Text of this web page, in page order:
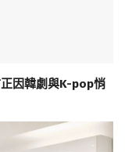
因韓劇與K-pop悄